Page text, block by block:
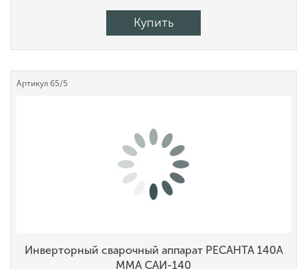
Купить
Артикул 65/5
Инверторный сварочный аппарат РЕСАНТА 140А
MMA САИ-140